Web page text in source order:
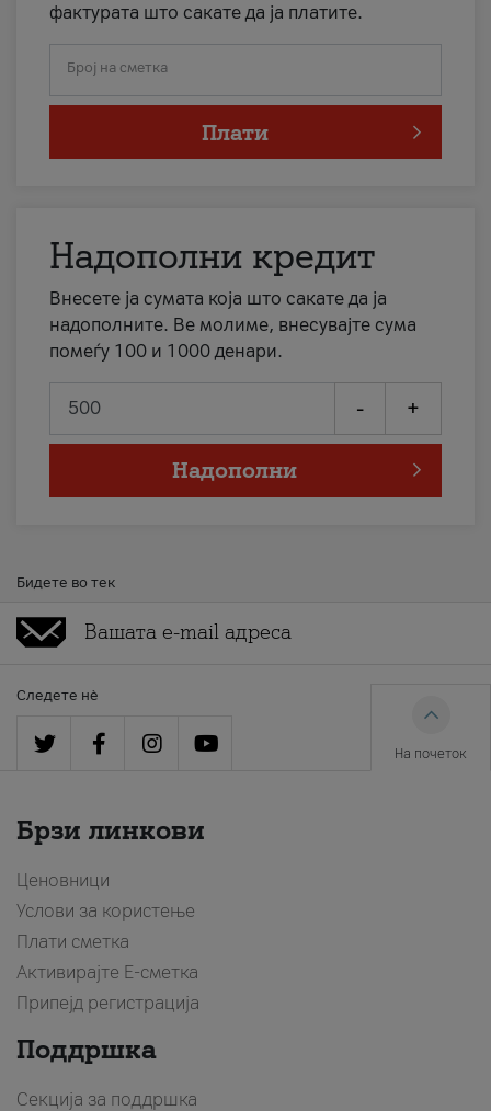
фактурата што сакате да ја платите.
Број на сметка
Плати
Надополни кредит
Внесете ја сумата која што сакате да ја
надополните. Ве молиме, внесувајте сума
помеѓу 100 и 1000 денари.
- +
Надополни
Бидете во тек
Следете нè
На почеток
Брзи линкови
Ценовници
Услови за користење
Плати сметка
Активирајте Е-сметка
Припејд регистрација
Поддршка
Секција за поддршка